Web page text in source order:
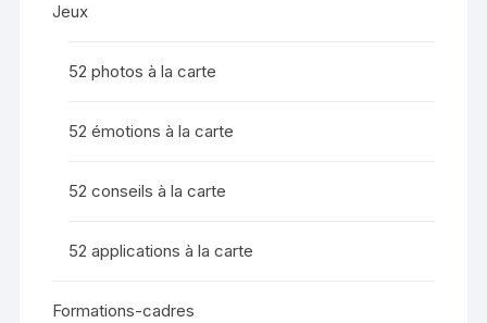
Jeux
52 photos à la carte
52 émotions à la carte
52 conseils à la carte
52 applications à la carte
Formations-cadres